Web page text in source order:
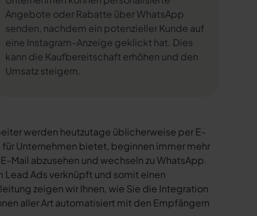
Angebote oder Rabatte über WhatsApp
senden, nachdem ein potenzieller Kunde auf
eine Instagram-Anzeige geklickt hat. Dies
kann die Kaufbereitschaft erhöhen und den
Umsatz steigern.
werden heutzutage üblicherweise per E-
Unternehmen bietet, beginnen immer mehr
Mail abzusehen und wechseln zu WhatsApp.
Ads verknüpft und somit einen
zeigen wir Ihnen, wie Sie die Integration
aller Art automatisiert mit den Empfängern